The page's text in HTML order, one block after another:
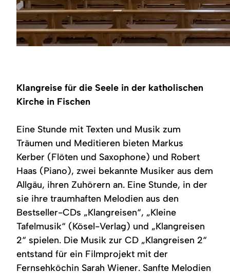
©
Klangreise für die Seele in der katholischen
Kirche in Fischen
Eine Stunde mit Texten und Musik zum
Träumen und Meditieren bieten Markus
Kerber (Flöten und Saxophone) und Robert
Haas (Piano), zwei bekannte Musiker aus dem
Allgäu, ihren Zuhörern an. Eine Stunde, in der
sie ihre traumhaften Melodien aus den
Bestseller-CDs „Klangreisen“, „Kleine
Tafelmusik“ (Kösel-Verlag) und „Klangreisen
2“ spielen. Die Musik zur CD „Klangreisen 2“
entstand für ein Filmprojekt mit der
Fernsehköchin Sarah Wiener. Sanfte Melodien